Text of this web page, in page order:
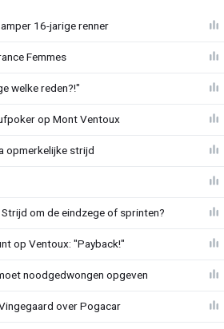
16-jarige renner
Femmes
welke reden?!"
op Mont Ventoux
opmerkelijke strijd
om de eindzege of sprinten?
op Ventoux: "Payback!"
noodgedwongen opgeven
over Pogacar